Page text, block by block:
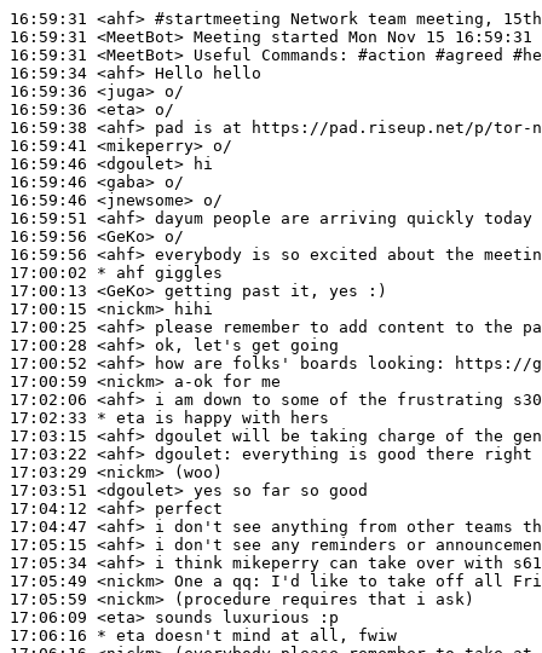
16:59:31 <ahf> #startmeeting Network team meeting, 15th
16:59:31 <MeetBot>
16:59:31 <MeetBot>
16:59:34 <ahf>
16:59:36 <juga>
16:59:36 <eta>
16:59:38 <ahf>
16:59:41 <mikeperry>
16:59:46 <dgoulet>
16:59:46 <gaba>
16:59:46 <jnewsome>
16:59:51 <ahf>
16:59:56 <GeKo>
16:59:56 <ahf>
17:00:02 * ahf giggles
17:00:13 <GeKo>
17:00:15 <nickm>
17:00:25 <ahf>
17:00:28 <ahf>
17:00:52 <ahf>
17:00:59 <nickm>
17:02:06 <ahf>
17:02:33 * eta
is happy with hers
17:03:15 <ahf>
17:03:22 <ahf> dgoulet:
17:03:29 <nickm>
17:03:51 <dgoulet>
17:04:12 <ahf>
17:04:47 <ahf>
17:05:15 <ahf>
17:05:34 <ahf>
17:05:49 <nickm>
17:05:59 <nickm>
17:06:09 <eta>
17:06:16 * eta doesn't mind at all, fwiw